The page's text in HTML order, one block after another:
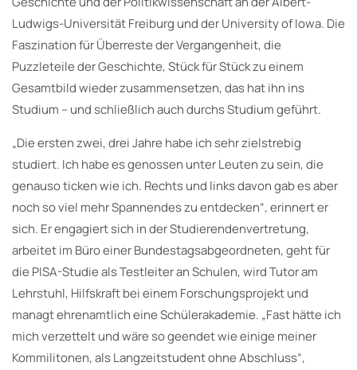
Ludwigs-Universität Freiburg und der University of Iowa. Die
Faszination für Überreste der Vergangenheit, die
Puzzleteile der Geschichte, Stück für Stück zu einem
Gesamtbild wieder zusammensetzen, das hat ihn ins
Studium – und schließlich auch durchs Studium geführt.
„Die ersten zwei, drei Jahre habe ich sehr zielstrebig
studiert. Ich habe es genossen unter Leuten zu sein, die
genauso ticken wie ich. Rechts und links davon gab es aber
noch so viel mehr Spannendes zu entdecken“, erinnert er
sich. Er engagiert sich in der Studierendenvertretung,
arbeitet im Büro einer Bundestagsabgeordneten, geht für
die PISA-Studie als Testleiter an Schulen, wird Tutor am
Lehrstuhl, Hilfskraft bei einem Forschungsprojekt und
managt ehrenamtlich eine Schülerakademie. „Fast hätte ich
mich verzettelt und wäre so geendet wie einige meiner
Kommilitonen, als Langzeitstudent ohne Abschluss“,